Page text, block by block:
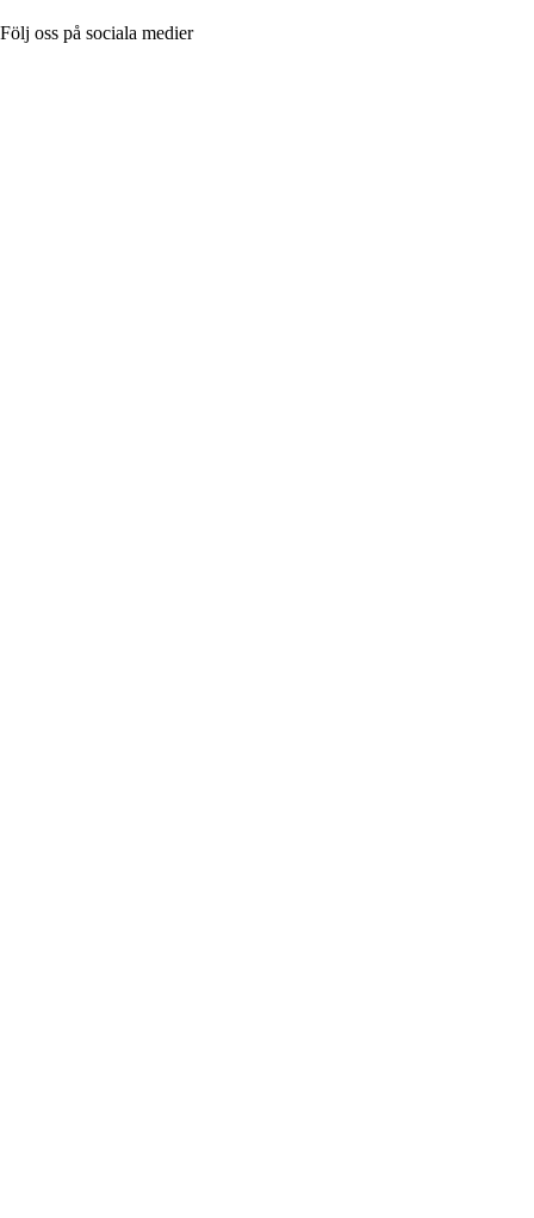
Följ oss på sociala medier